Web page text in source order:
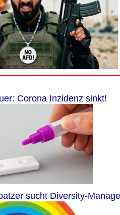
Corona Inzidenz sinkt!
sucht Diversity-